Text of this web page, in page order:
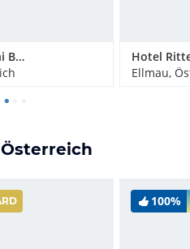
Landhotel Garni Bavaria
Ellmau,
100%